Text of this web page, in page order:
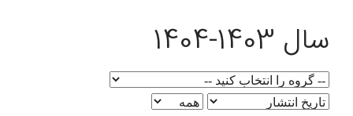
سال 1403-1404